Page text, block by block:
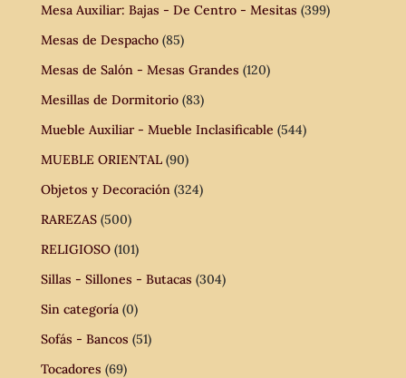
Mesa Auxiliar: Bajas - De Centro - Mesitas (399)
Mesas de Despacho (85)
Mesas de Salón - Mesas Grandes (120)
Mesillas de Dormitorio (83)
Mueble Auxiliar - Mueble Inclasificable (544)
MUEBLE ORIENTAL (90)
Objetos y Decoración (324)
RAREZAS (500)
RELIGIOSO (101)
Sillas - Sillones - Butacas (304)
Sin categoría (0)
Sofás - Bancos (51)
Tocadores (69)